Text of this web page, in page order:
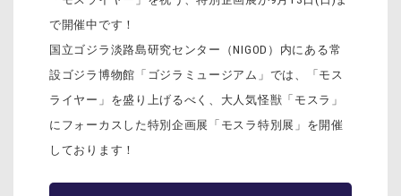
で開催中です！
国立ゴジラ淡路島研究センター（NIGOD）内にある常
設ゴジラ博物館「ゴジラミュージアム」では、「モス
ライヤー」を盛り上げるべく、大人気怪獣「モスラ」
にフォーカスした特別企画展「モスラ特別展」を開催
しております！